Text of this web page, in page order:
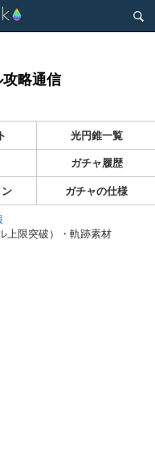
略通信
光円錐一覧
ガチャ履歴
ガチャの仕様
上限突破）・軌跡素材